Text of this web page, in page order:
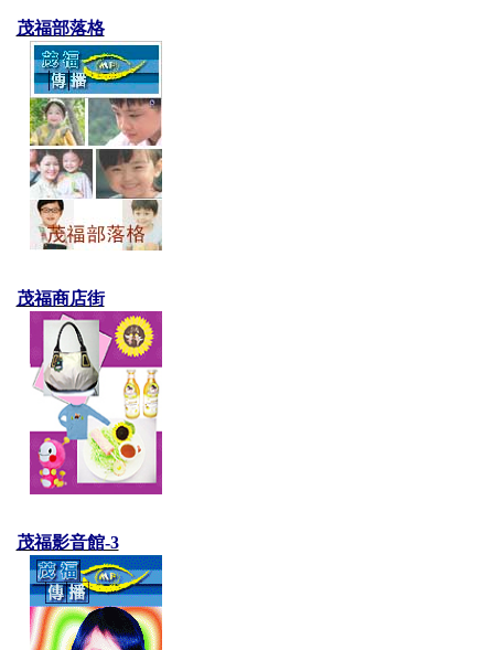
茂福部落格
茂福商店街
茂福影音館-3